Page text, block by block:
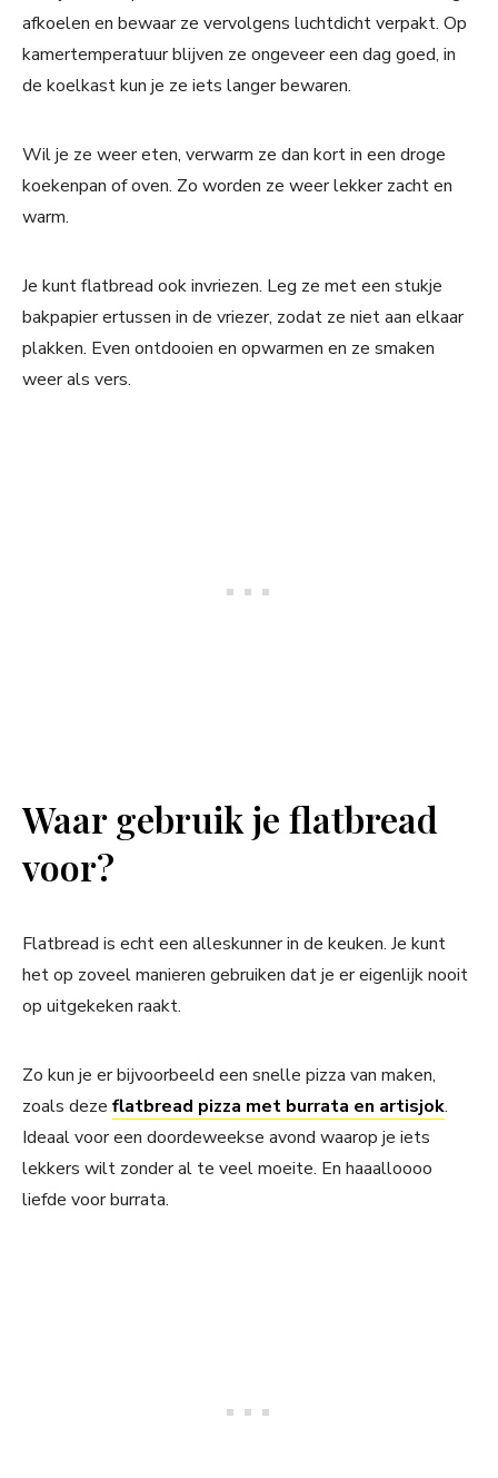
afkoelen en bewaar ze vervolgens luchtdicht verpakt. Op
kamertemperatuur blijven ze ongeveer een dag goed, in
de koelkast kun je ze iets langer bewaren.
Wil je ze weer eten, verwarm ze dan kort in een droge
koekenpan of oven. Zo worden ze weer lekker zacht en
warm.
Je kunt flatbread ook invriezen. Leg ze met een stukje
bakpapier ertussen in de vriezer, zodat ze niet aan elkaar
plakken. Even ontdooien en opwarmen en ze smaken
weer als vers.
Waar gebruik je flatbread
voor?
Flatbread is echt een alleskunner in de keuken. Je kunt
het op zoveel manieren gebruiken dat je er eigenlijk nooit
op uitgekeken raakt.
Zo kun je er bijvoorbeeld een snelle pizza van maken,
zoals deze flatbread pizza met burrata en artisjok.
Ideaal voor een doordeweekse avond waarop je iets
lekkers wilt zonder al te veel moeite. En haaalloooo
liefde voor burrata.